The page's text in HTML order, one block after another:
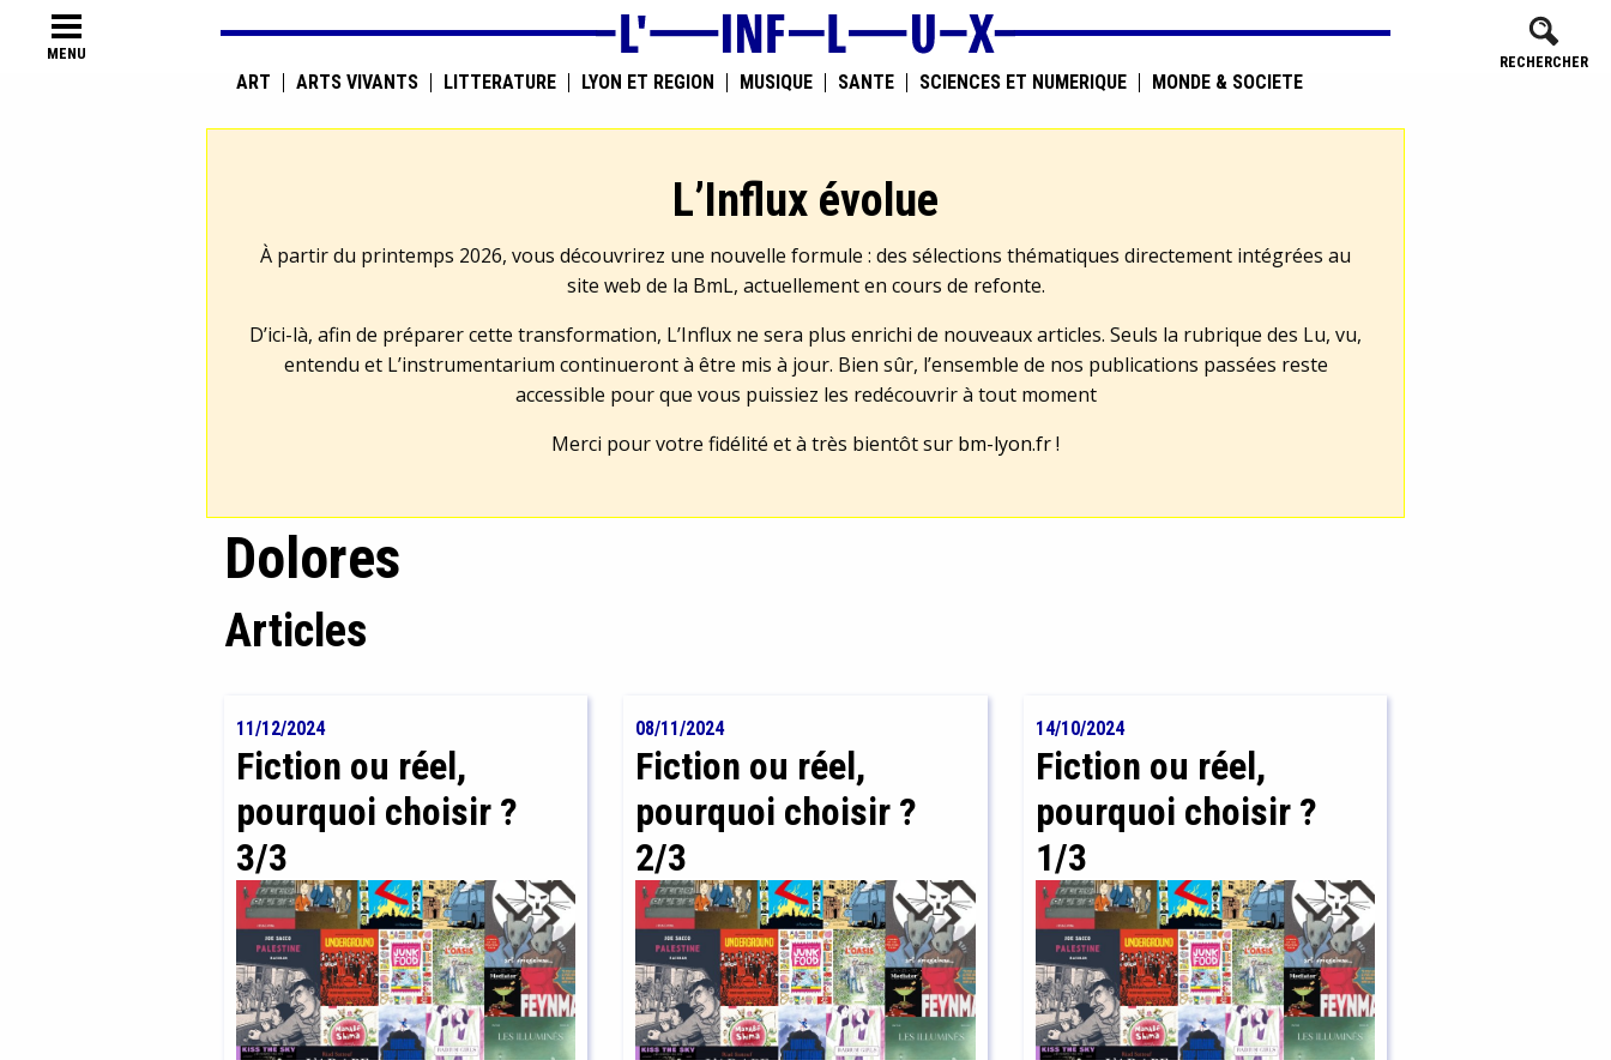
MENU RECHERCHER
ART ARTS VIVANTS LITTÉRATURE LYON ET RÉGION MUSIQUE SANTÉ SCIENCES ET NUMÉRIQUE MONDE & SOCIÉTÉ
L’Influx évolue
À partir du printemps 2026, vous découvrirez une nouvelle formule : des sélections thématiques directement intégrées au
site web de la BmL, actuellement en cours de refonte.
D’ici-là, afin de préparer cette transformation, L’Influx ne sera plus enrichi de nouveaux articles. Seuls la rubrique des Lu, vu,
entendu et L’instrumentarium continueront à être mis à jour. Bien sûr, l’ensemble de nos publications passées reste
accessible pour que vous puissiez les redécouvrir à tout moment
Merci pour votre fidélité et à très bientôt sur bm-lyon.fr!
Dolores
Articles
11/12/2024
Fiction ou réel,
pourquoi choisir ?
3/3
08/11/2024
Fiction ou réel,
pourquoi choisir ?
2/3
14/10/2024
Fiction ou réel,
pourquoi choisir ?
1/3